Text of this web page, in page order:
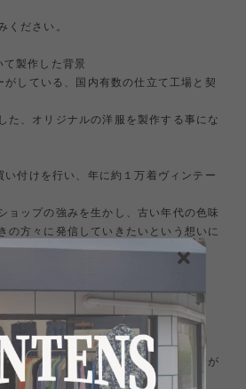
ください。
製作した背景
している、国内有数の仕立て工場と契
た、オリジナルの洋服を製作する事にな
付けを行い、年に約１万着ヴィンテー
ョップの強みを生かし、古い年代の色味
の方々に発信していきたいという想いに
う洋服をオリジナル製作することによ
形で販売を決定いたしました。
クラスの職人が集結。
ディレクション含め製法の丁寧さは別
ており、複雑な工程を重ねながら１着が